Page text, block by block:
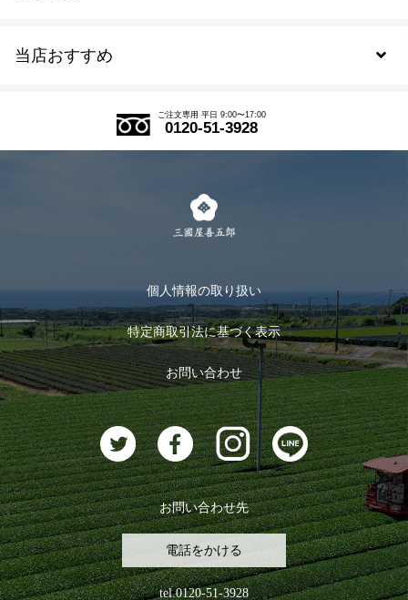
当店おすすめ
式部の香りシリーズ
お茶のギフト
おすすめのお茶
お茶に合うスイーツ
会員規約について
ログイン
ログアウト
ご注文専用 平日 9:00〜17:00
0120-51-3928
個人情報の取り扱い
特定商取引法に基づく表示
お問い合わせ
お問い合わせ先
電話をかける
tel.0120-51-3928